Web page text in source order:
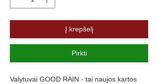
Į krepšelį
Pirkti
Valytuvai GOOD RAIN - tai naujos kartos